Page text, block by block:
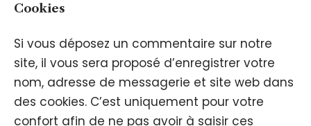
Cookies
Si vous déposez un commentaire sur notre
site, il vous sera proposé d’enregistrer votre
nom, adresse de messagerie et site web dans
des cookies. C’est uniquement pour votre
confort afin de ne pas avoir à saisir ces